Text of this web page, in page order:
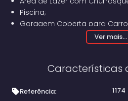
Piscina;
Garagem Coberta para
Ver mais...
Características
Referência: 1174